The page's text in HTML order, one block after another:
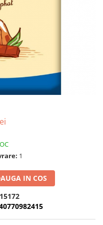
1
IN COS